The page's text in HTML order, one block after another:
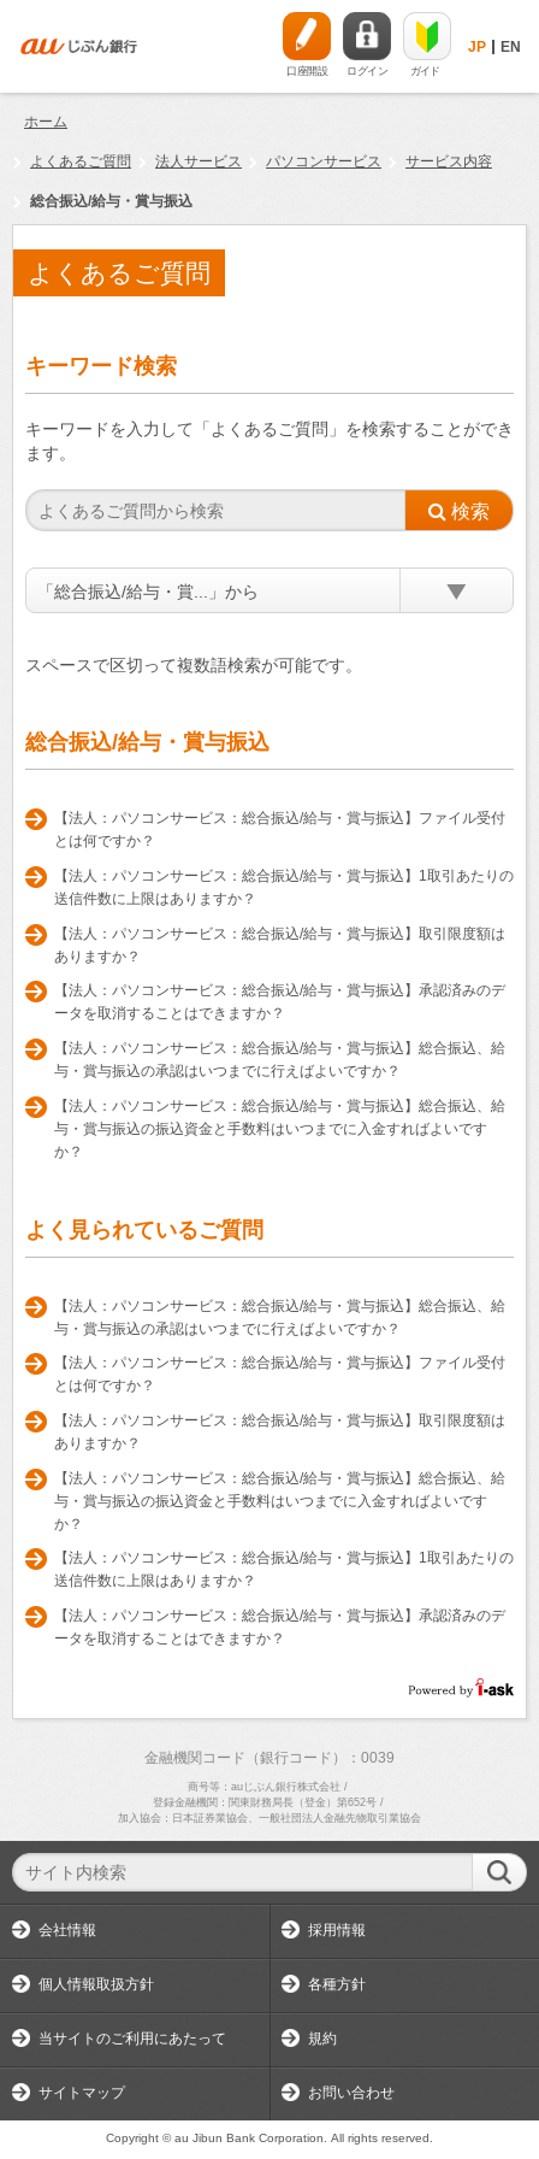
口座開設 ログイン ガイド
JP EN
ホーム
よくあるご質問 法人サービス パソコンサービス サービス内容
総合振込/給与・賞与振込
よくあるご質問
キーワード検索
キーワードを入力して「よくあるご質問」を検索することができ
ます。
「総合振込/給与・賞...」から
スペースで区切って複数語検索が可能です。
総合振込/給与・賞与振込
【法人：パソコンサービス：総合振込/給与・賞与振込】ファイル受付
とは何ですか？
【法人：パソコンサービス：総合振込/給与・賞与振込】1取引あたりの
送信件数に上限はありますか？
【法人：パソコンサービス：総合振込/給与・賞与振込】取引限度額は
ありますか？
【法人：パソコンサービス：総合振込/給与・賞与振込】承認済みのデ
ータを取消することはできますか？
【法人：パソコンサービス：総合振込/給与・賞与振込】総合振込、給
与・賞与振込の承認はいつまでに行えばよいですか？
【法人：パソコンサービス：総合振込/給与・賞与振込】総合振込、給
与・賞与振込の振込資金と手数料はいつまでに入金すればよいです
か？
よく見られているご質問
【法人：パソコンサービス：総合振込/給与・賞与振込】総合振込、給
与・賞与振込の承認はいつまでに行えばよいですか？
【法人：パソコンサービス：総合振込/給与・賞与振込】ファイル受付
とは何ですか？
【法人：パソコンサービス：総合振込/給与・賞与振込】取引限度額は
ありますか？
【法人：パソコンサービス：総合振込/給与・賞与振込】総合振込、給
与・賞与振込の振込資金と手数料はいつまでに入金すればよいです
か？
【法人：パソコンサービス：総合振込/給与・賞与振込】1取引あたりの
送信件数に上限はありますか？
【法人：パソコンサービス：総合振込/給与・賞与振込】承認済みのデ
ータを取消することはできますか？
金融機関コード（銀行コード）：0039
商号等：auじぶん銀行株式会社 /
登録金融機関：関東財務局長（登金）第652号/
加入協会：日本証券業協会、一般社団法人金融先物取引業協会
会社情報 採用情報
個人情報取扱方針 各種方針
当サイトのご利用にあたって 規約
サイトマップ お問い合わせ
Copyright © au Jibun Bank Corporation. All rights reserved.